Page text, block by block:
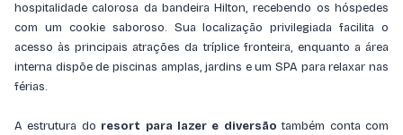
hospitalidade calorosa da bandeira Hilton, recebendo os hóspedes
com um cookie saboroso. Sua localização privilegiada facilita o
acesso às principais atrações da tríplice fronteira, enquanto a área
interna dispõe de piscinas amplas, jardins e um SPA para relaxar nas
férias.
A estrutura do resort para lazer e diversão também conta com